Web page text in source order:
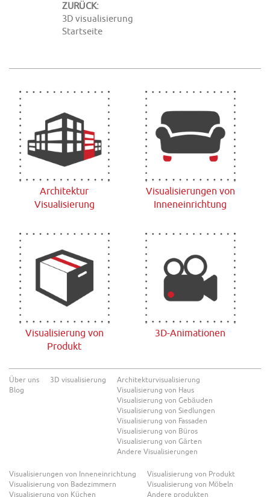
ZURÜCK:
3D visualisierung
Startseite
Architektur
Visualisierung
Visualisierungen von
Inneneinrichtung
Visualisierung von
Produkt
3D-Animationen
Über uns
Blog
3D visualisierung
Architekturvisualisierung
Visualisierung von Haus
Visualisierung von Gebäuden
Visualisierung von Siedlungen
Visualisierung von Fassaden
Visualisierung von Büros
Visualisierung von Gärten
Andere Visualisierungen
Visualisierungen von Inneneinrichtung
Visualisierung von Badezimmern
Visualisierung von Küchen
Visualisierung von Produkt
Visualisierung von Möbeln
Andere produkten